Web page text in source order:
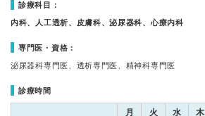
診療科目：
内科、人工透析、皮膚科、泌尿器科、心療内科
専門医・資格：
泌尿器科専門医、透析専門医、精神科専門医
診療時間
月 火 水 木